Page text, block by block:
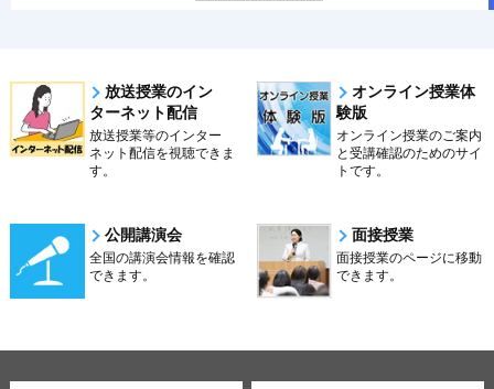
放送授業のイン
ターネット配信
放送授業等のインター
ネット配信を視聴できま
す。
オンライン授業体
験版
オンライン授業のご案内
と受講確認のためのサイ
トです。
公開講演会
全国の講演会情報を確認
できます。
面接授業
面接授業のページに移動
できます。